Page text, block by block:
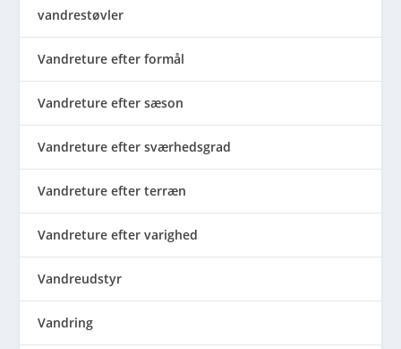
vandrestøvler
Vandreture efter formål
Vandreture efter sæson
Vandreture efter sværhedsgrad
Vandreture efter terræn
Vandreture efter varighed
Vandreudstyr
Vandring